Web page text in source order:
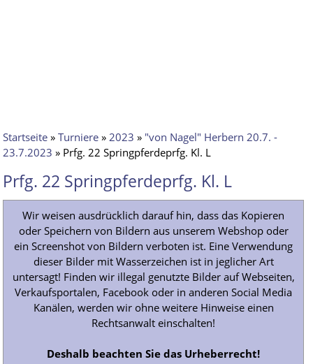
Startseite »Turniere »2023 » "von Nagel" Herbern 20.7. -
23.7.2023 » Prfg. 22 Springpferdeprfg. Kl. L
Prfg. 22 Springpferdeprfg. Kl. L
Wir weisen ausdrücklich darauf hin, dass das Kopieren
oder Speichern von Bildern aus unserem Webshop oder
ein Screenshot von Bildern verboten ist. Eine Verwendung
dieser Bilder mit Wasserzeichen ist in jeglicher Art
untersagt! Finden wir illegal genutzte Bilder auf Webseiten,
Verkaufsportalen, Facebook oder in anderen Social Media
Kanälen, werden wir ohne weitere Hinweise einen
Rechtsanwalt einschalten!
Deshalb beachten Sie das Urheberrecht!